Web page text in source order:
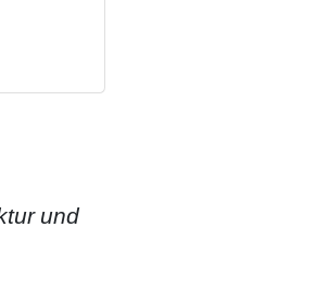
und